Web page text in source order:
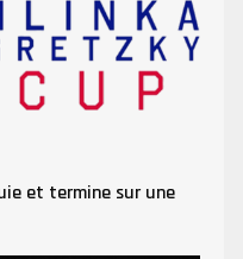
et termine sur une